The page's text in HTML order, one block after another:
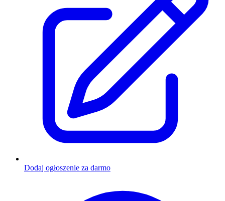
Dodaj ogłoszenie za darmo